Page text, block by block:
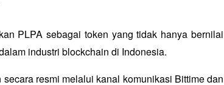
PLPA sebagai token yang tidak hanya bernilai
industri blockchain di Indonesia.
resmi melalui kanal komunikasi Bittime dan